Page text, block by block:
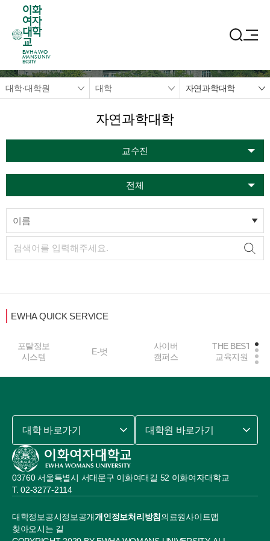
이화
여자
대학
교
EWHA WO
MANS UNIV
ERSITY
대학·대학원 대학 자연과학대학
자연과학대학
교수진
전체
이름
EWHA QUICK SERVICE
포탈정보
시스템
E-벗
사이버
캠퍼스
THE BEST
교육지원
대학정보공시정보공개개인정보처리방침의료원사이트맵
찾아오시는 길
03760 서울특별시 서대문구 이화여대길 52 이화여자대학교
02-3277-2114
대학 바로가기 대학원 바로가기